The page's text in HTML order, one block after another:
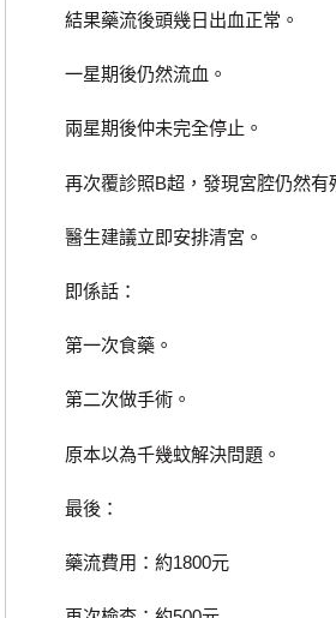
結果藥流後頭幾日出血正常。
一星期後仍然流血。
兩星期後仲未完全停止。
再次覆診照B超，發現宮腔仍然有
醫生建議立即安排清宮。
即係話：
第一次食藥。
第二次做手術。
原本以為千幾蚊解決問題。
最後：
藥流費用：約1800元